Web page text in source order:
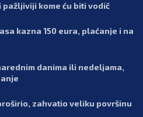
kome ću biti vodič
kazna 150 eura, plaćanje i na
danima ili nedeljama,
zahvatio veliku površinu